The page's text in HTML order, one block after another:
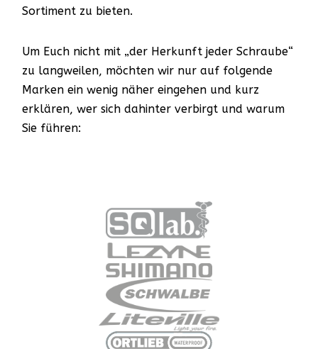
Sortiment zu bieten.
Um Euch nicht mit „der Herkunft jeder Schraube“
zu langweilen, möchten wir nur auf folgende
Marken ein wenig näher eingehen und kurz
erklären, wer sich dahinter verbirgt und warum
Sie führen: